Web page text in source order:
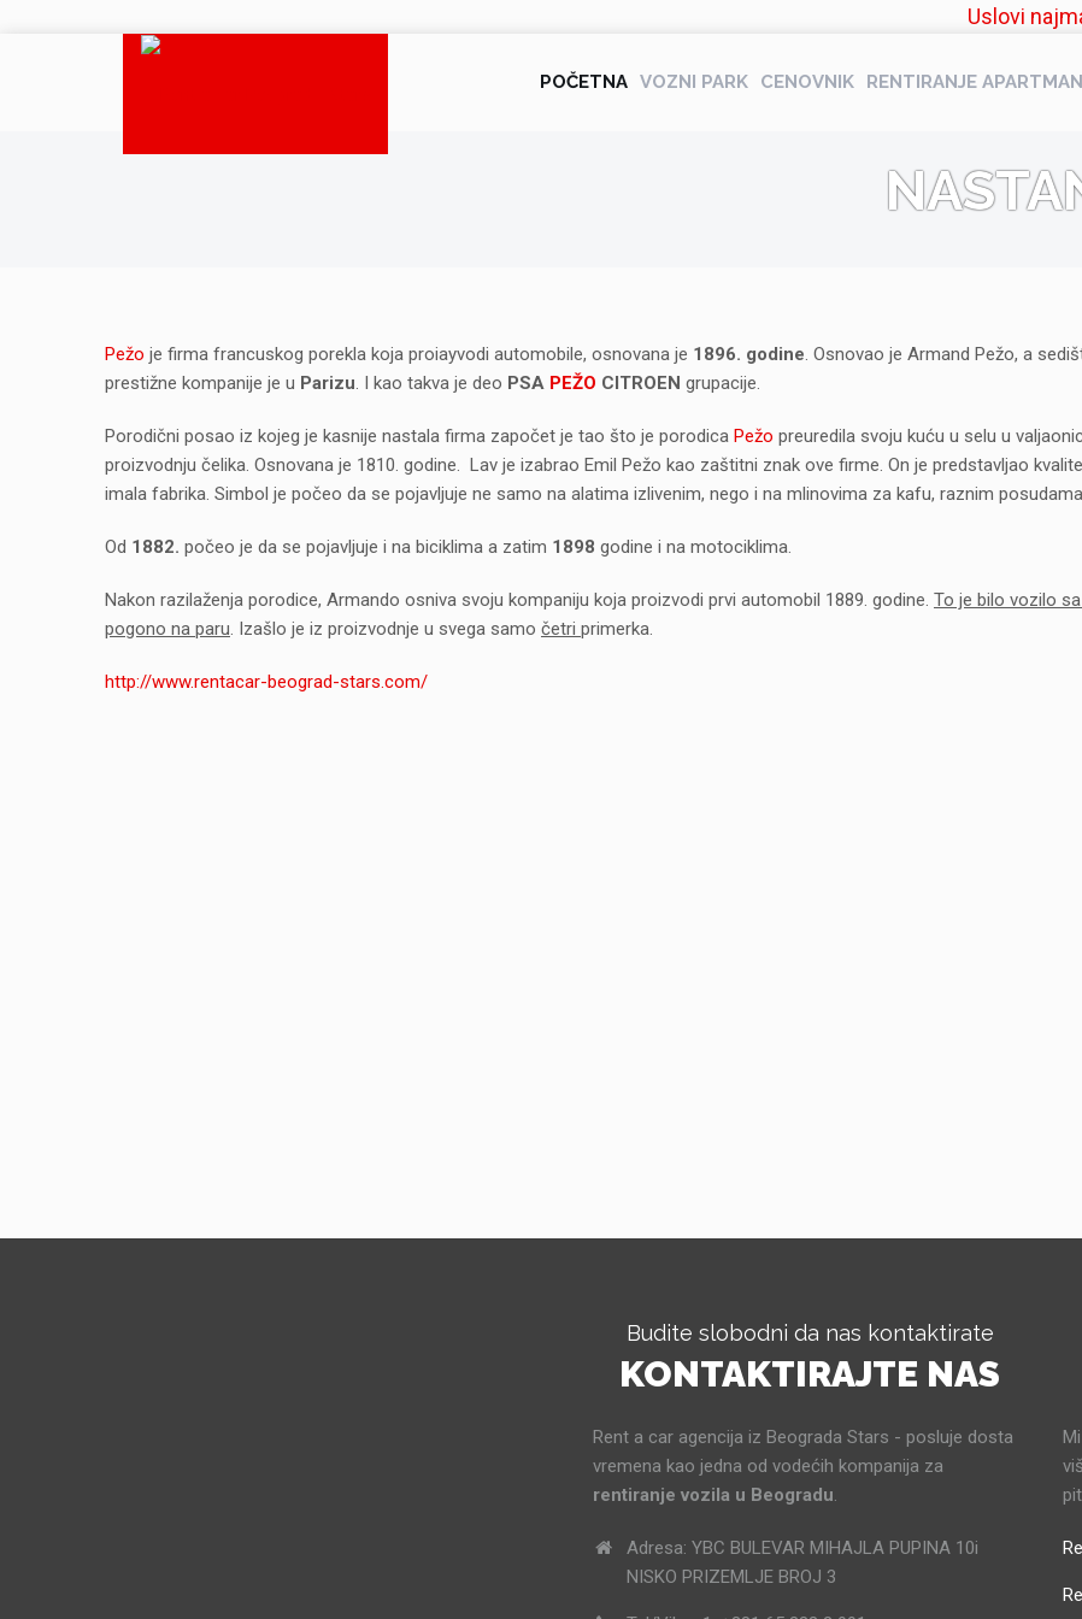
Uslovi
POČETNA VOZNI PARK CENOVNIK RENTIRANJE
Pežo je firma francuskog porekla koja proiayvodi automobile, osnovana je 1896. godine. Osnovao je Armand Pežo, a
prestižne kompanije je u Parizu. I kao takva je deo PSA PEŽO CITROEN grupacije.
Porodični posao iz kojeg je kasnije nastala firma započet je tao što je porodica Pežo preuredila svoju kuću u selu u
proizvodnju čelika. Osnovana je 1810. godine. Lav je izabrao Emil Pežo kao zaštitni znak ove firme. On je predstavljao
imala fabrika. Simbol je počeo da se pojavljuje ne samo na alatima izlivenim, nego i na mlinovima za kafu, raznim
Od 1882. počeo je da se pojavljuje i na biciklima a zatim 1898 godine i na motociklima.
Nakon razilaženja porodice, Armando osniva svoju kompaniju koja proizvodi prvi automobil 1889. godine. To je bilo vozilo
pogono na paru. Izašlo je iz proizvodnje u svega samo četri primerka.
http://www.rentacar-beograd-stars.com/
Budite slobodni da nas kontaktirate
KONTAKTIRAJTE NAS
Rent a car agencija iz Beograda Stars - posluje dosta
vremena kao jedna od vodećih kompanija za
rentiranje vozila u Beogradu.
Adresa: YBC BULEVAR MIHAJLA PUPINA 10i
NISKO PRIZEMLJE BROJ 3